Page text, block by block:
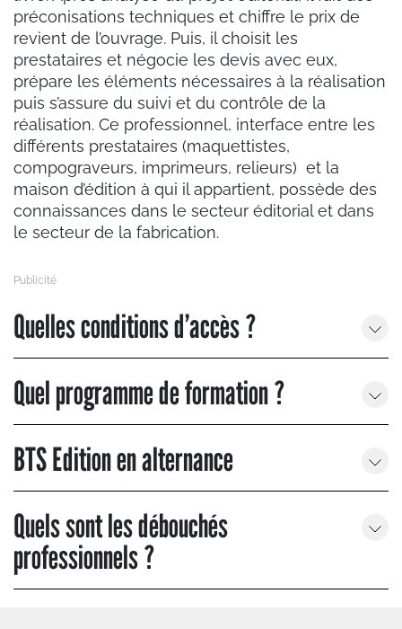
préconisations techniques et chiffre le prix de
revient de l’ouvrage. Puis, il choisit les
prestataires et négocie les devis avec eux,
prépare les éléments nécessaires à la réalisation
puis s’assure du suivi et du contrôle de la
réalisation. Ce professionnel, interface entre les
différents prestataires (maquettistes,
compograveurs, imprimeurs, relieurs) et la
maison d’édition à qui il appartient, possède des
connaissances dans le secteur éditorial et dans
le secteur de la fabrication.
Quelles conditions d’accès ?
Quel programme de formation ?
BTS Edition en alternance
Quels sont les débouchés
professionnels ?